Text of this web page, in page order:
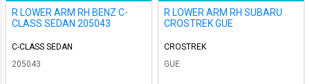
R LOWER ARM RH BENZ C-
CLASS SEDAN 205043
C-CLASS SEDAN
205043
R LOWER ARM RH SUBARU
CROSTREK GUE
CROSTREK
GUE